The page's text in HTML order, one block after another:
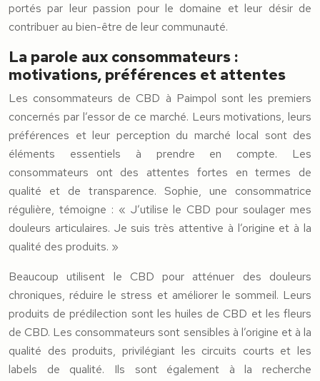
portés par leur passion pour le domaine et leur désir de
contribuer au bien-être de leur communauté.
La parole aux consommateurs :
motivations, préférences et attentes
Les consommateurs de CBD à Paimpol sont les premiers
concernés par l’essor de ce marché. Leurs motivations, leurs
préférences et leur perception du marché local sont des
éléments essentiels à prendre en compte. Les
consommateurs ont des attentes fortes en termes de
qualité et de transparence. Sophie, une consommatrice
régulière, témoigne : « J’utilise le CBD pour soulager mes
douleurs articulaires. Je suis très attentive à l’origine et à la
qualité des produits. »
Beaucoup utilisent le CBD pour atténuer des douleurs
chroniques, réduire le stress et améliorer le sommeil. Leurs
produits de prédilection sont les huiles de CBD et les fleurs
de CBD. Les consommateurs sont sensibles à l’origine et à la
qualité des produits, privilégiant les circuits courts et les
labels de qualité. Ils sont également à la recherche